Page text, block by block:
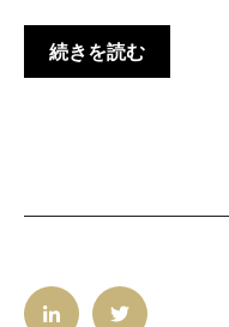
続きを読む